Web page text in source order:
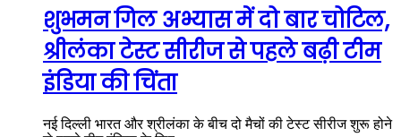
शुभमन गिल अभ्यास में दो बार चोटिल,
श्रीलंका टेस्ट सीरीज से पहले बढ़ी टीम
इंडिया की चिंता
नई दिल्ली भारत और श्रीलंका के बीच दो मैचों की टेस्ट सीरीज शुरू होने